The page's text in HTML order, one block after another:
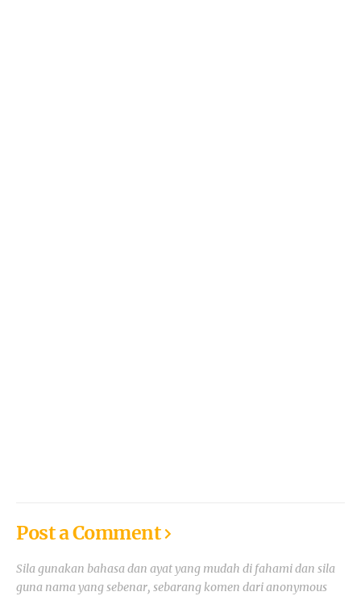
Post a Comment
Sila gunakan bahasa dan ayat yang mudah di fahami dan sila
guna nama yang sebenar, sebarang komen dari anonymous